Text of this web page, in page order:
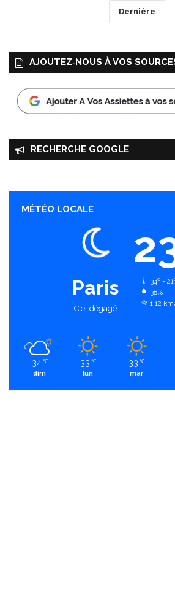
Dernière
AJOUTEZ‑NOUS À VOS
RECHERCHE GOOGLE
MÉTÉO LOCALE
Paris
Ciel dégagé
34º -
38%
1.12
34 ℃
dim
33 ℃
lun
33 ℃
mar